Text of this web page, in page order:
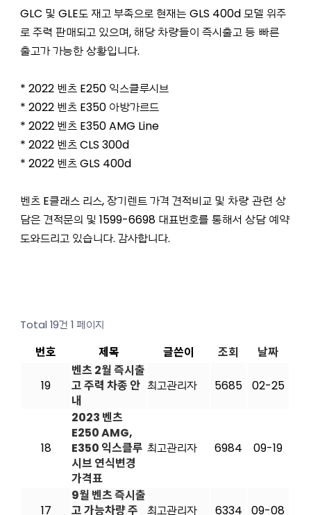
GLC 및 GLE도 재고 부족으로 현재는 GLS 400d 모델 위주
로 주력 판매되고 있으며, 해당 차량들이 즉시출고 등 빠른
출고가 가능한 상황입니다.
* 2022 벤츠 E250 익스클루시브
* 2022 벤츠 E350 아방가르드
* 2022 벤츠 E350 AMG Line
* 2022 벤츠 CLS 300d
* 2022 벤츠 GLS 400d
벤츠 E클래스 리스, 장기렌트 가격 견적비교 및 차량 관련 상
담은 견적문의 및 1599-6698 대표번호를 통해서 상담 예약
도와드리고 있습니다. 감사합니다.
Total 19건 1 페이지
번호 제목 글쓴이 조회 날짜
19
벤츠 2월 즉시출
고 주력 차종 안
내
최고관리자 5685 02-25
18
2023 벤츠
E250 AMG,
E350 익스클루
시브 연식변경
가격표
최고관리자 6984 09-19
17
9월 벤츠 즉시출
고 가능차량 주
최고관리자 6334 09-08